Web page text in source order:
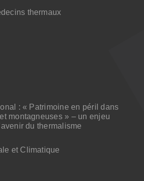
thermaux
: « Patrimoine en péril dans
montagneuses » – un enjeu
du thermalisme
et Climatique